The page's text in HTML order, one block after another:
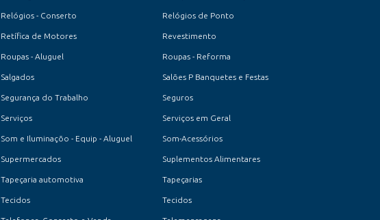
Relógios - Conserto Relógios de Ponto
Retífica de Motores Revestimento
Roupas - Aluguel Roupas - Reforma
Salgados Salões P Banquetes e Festas
Segurança do Trabalho Seguros
Serviços Serviços em Geral
Som e Iluminaçõo - Equip - Aluguel Som-Acessórios
Supermercados Suplementos Alimentares
Tapeçaria automotiva Tapeçarias
Tecidos Tecidos